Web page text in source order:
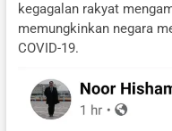
kegagalan rakyat
memungkinkan negara
COVID-19.